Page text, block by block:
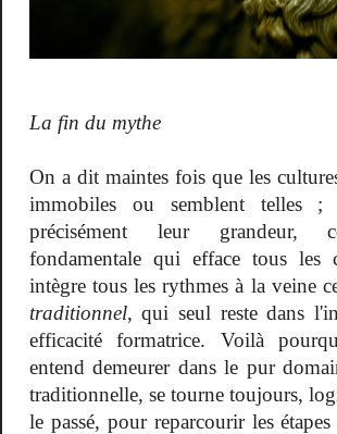
La fin du mythe
On a dit maintes fois que les
immobiles ou semblent telles ;
précisément leur grandeur,
fondamentale qui efface tous les
intègre tous les rythmes à la veine
traditionnel, qui seul reste dans
efficacité formatrice. Voilà
entend demeurer dans le pur
traditionnelle, se tourne toujours,
le passé, pour reparcourir les